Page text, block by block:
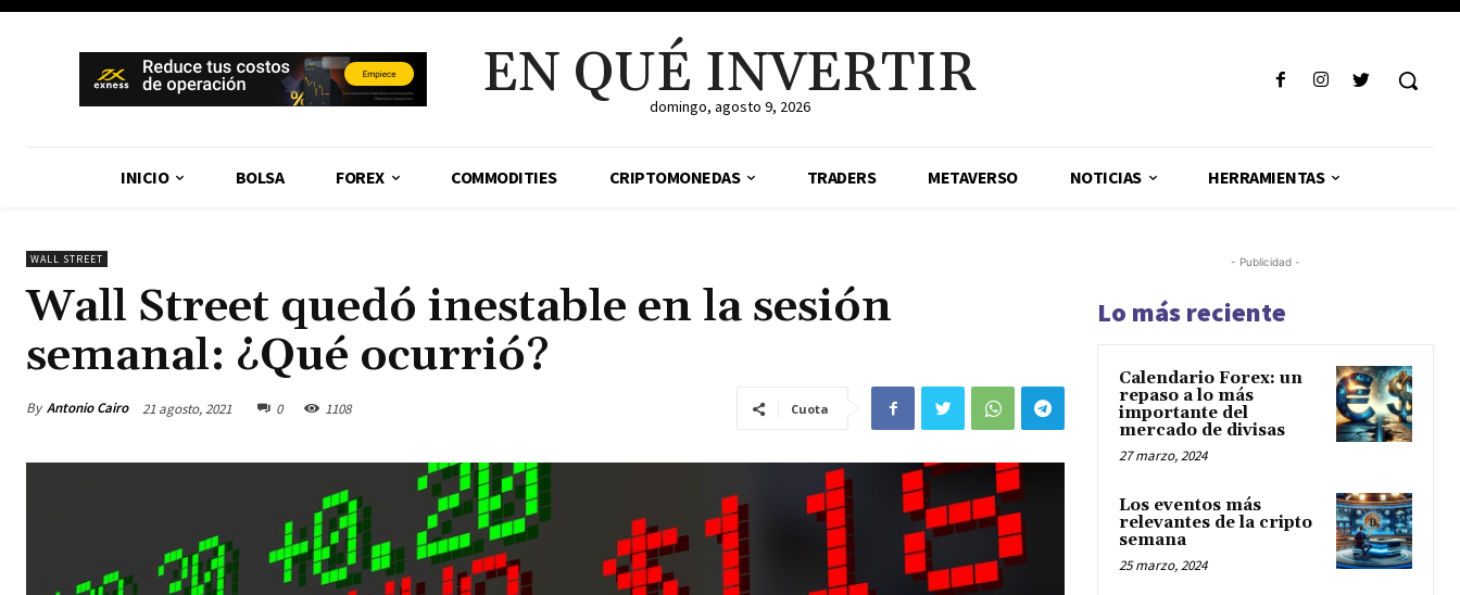
EN QUÉ INVERTIR
domingo, agosto 9, 2026
INICIO BOLSA FOREX COMMODITIES CRIPTOMONEDAS TRADERS METAVERSO NOTICIAS HERRAMIENTAS
WALL STREET
Wall Street quedó inestable en la sesión
semanal: ¿Qué ocurrió?
By Antonio Cairo 21 agosto, 2021 0 1108 Cuota
- Publicidad -
Lo más reciente
Calendario Forex: un
repaso a lo más
importante del
mercado de divisas
27 marzo, 2024
Los eventos más
relevantes de la cripto
semana
25 marzo, 2024